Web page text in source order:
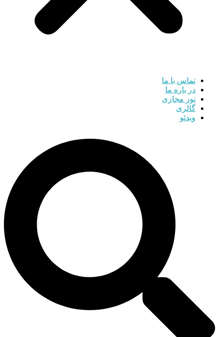
تماس با ما
در باره ما
تور مجازی
گالری
ویدئو